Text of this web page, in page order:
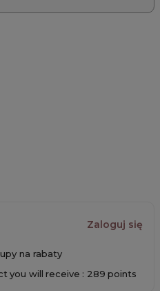
Zaloguj się
na rabaty
you will receive : 289 points